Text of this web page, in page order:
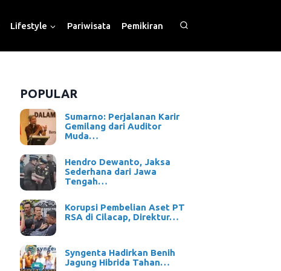
Lifestyle Pariwisata Pemikiran
POPULAR
Sumarno: Perjalanan Karir
Gemilang dari Auditor
Muda…
Hendro Dewanto, Jaksa
Sederhana dari Jawa
Tengah…
Korupsi Pembelian Aset PT
RSA di Cilacap, Direktur…
Syngenta Hadirkan Benih
Jagung Hibrida Tahan…